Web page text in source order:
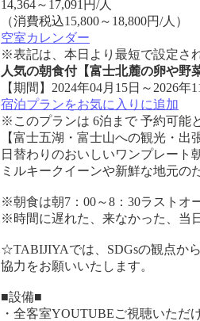
14,364～ 17,091 円/人
（消費税込15,800～18,800円/人）
空室カレンダー
※表記は、本日より最短で設定さ
人気の朝食付【富士北麓の卵や野
【期間】2024年04月15日～2026年
宿泊プランをお気に入りに追加
※このプランは 6泊まで 予約可能
【富士五湖・富士山への観光・
日替わりのおいしいワンプレート
ミルキークイーンや新鮮な地元
※朝食は朝7：00～8：30ラストオ
※時間に遅れた、来なかった、当
☆TABIJIYAでは、SDGsの観点か
協力をお願いいたします。
■設備■
・全客室YOUTUBEご視聴いただ